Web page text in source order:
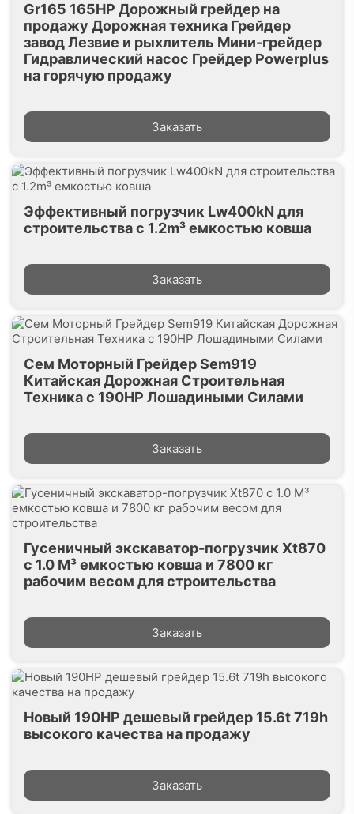
Gr165 165HP Дорожный грейдер на
продажу Дорожная техника Грейдер
завод Лезвие и рыхлитель Мини-грейдер
Гидравлический насос Грейдер Powerplus
на горячую продажу
Заказать
Эффективный погрузчик Lw400kN для
строительства с 1.2m³ емкостью ковша
Заказать
Сем Моторный Грейдер Sem919
Китайская Дорожная Строительная
Техника с 190HP Лошадиными Силами
Заказать
Гусеничный экскаватор-погрузчик Xt870
с 1.0 M³ емкостью ковша и 7800 кг
рабочим весом для строительства
Заказать
Новый 190HP дешевый грейдер 15.6t 719h
высокого качества на продажу
Заказать